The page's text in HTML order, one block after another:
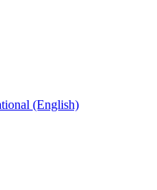
(English)